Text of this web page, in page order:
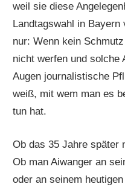
weil sie diese
Landtagswahl in
nur: Wenn kein
nicht werfen und solche
Augen journalistische
weiß, mit wem man es
tun hat.
Ob das 35 Jahre später
Ob man Aiwanger an
oder an seinem